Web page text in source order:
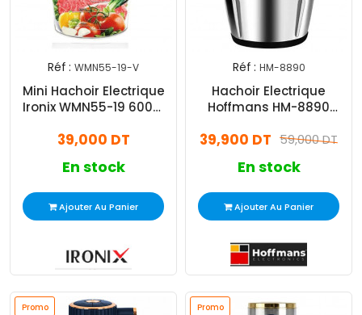
Réf : WMN55-19-V
Mini Hachoir Electrique
Ironix WMN55-19 600W
39,000 DT
En stock
Ajouter Au Panier
Réf : HM-8890
Hachoir Electrique
Hoffmans HM-8890
59,000 DT
39,900 DT
En stock
Ajouter Au Panier
Promo Promo